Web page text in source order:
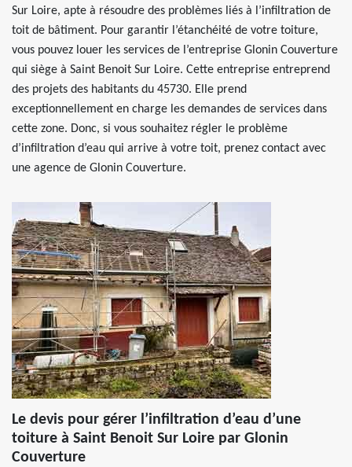
Sur Loire, apte à résoudre des problèmes liés à l’infiltration de
toit de bâtiment. Pour garantir l’étanchéité de votre toiture,
vous pouvez louer les services de l’entreprise Glonin Couverture
qui siège à Saint Benoit Sur Loire. Cette entreprise entreprend
des projets des habitants du 45730. Elle prend
exceptionnellement en charge les demandes de services dans
cette zone. Donc, si vous souhaitez régler le problème
d’infiltration d’eau qui arrive à votre toit, prenez contact avec
une agence de Glonin Couverture.
Le devis pour gérer l’infiltration d’eau d’une
toiture à Saint Benoit Sur Loire par Glonin
Couverture